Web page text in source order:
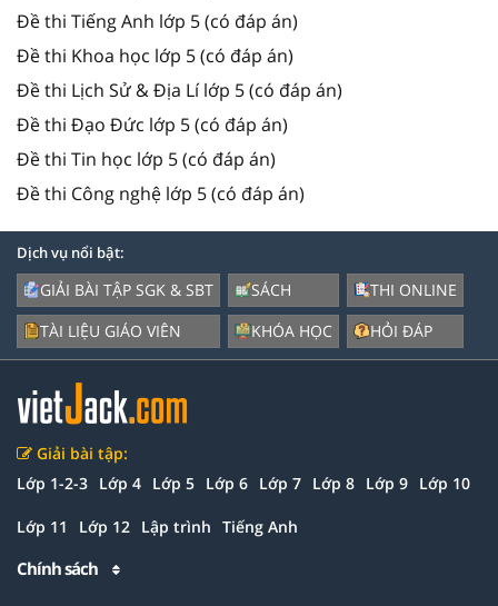
Đề thi Tiếng Anh lớp 5 (có đáp án)
Đề thi Khoa học lớp 5 (có đáp án)
Đề thi Lịch Sử & Địa Lí lớp 5 (có đáp án)
Đề thi Đạo Đức lớp 5 (có đáp án)
Đề thi Tin học lớp 5 (có đáp án)
Đề thi Công nghệ lớp 5 (có đáp án)
Dịch vụ nổi bật:
GIẢI BÀI TẬP SGK & SBT
TÀI LIỆU GIÁO VIÊN
SÁCH
KHÓA HỌC
THI ONLINE
HỎI ĐÁP
Giải bài tập:
Lớp 1-2-3 Lớp 4 Lớp 5 Lớp 6 Lớp 7 Lớp 8 Lớp 9 Lớp 10
Lớp 11 Lớp 12 Lập trình Tiếng Anh
Chính sách